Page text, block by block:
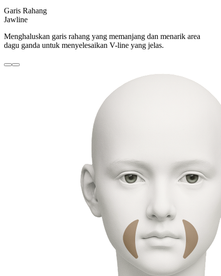
Garis Rahang
Jawline
Menghaluskan garis rahang yang memanjang dan menarik area
dagu ganda untuk menyelesaikan V-line yang jelas.